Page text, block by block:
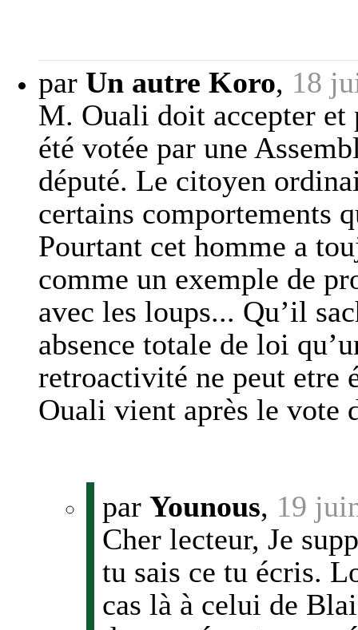
par Un autre Koro, 18
M. Ouali doit accepter
été votée par une
député. Le citoyen
certains comportements
Pourtant cet homme a
comme un exemple de
avec les loups... Qu’il
absence totale de loi
retroactivité ne peut etre
Ouali vient après le vote
par Younous, 19
Cher lecteur, Je
tu sais ce tu écris.
cas là à celui de